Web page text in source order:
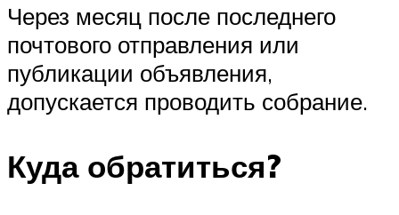
Через месяц после последнего
почтового отправления или
публикации объявления,
допускается проводить собрание.
Куда обратиться?